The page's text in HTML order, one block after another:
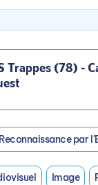
Trappes (78) -
Reconnaissance par
Image